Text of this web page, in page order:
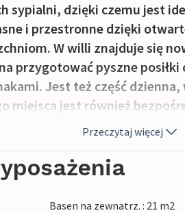
sypialni, dzięki czemu jest
i przestronne dzięki
W willi znajduje się
przygotować pyszne
Jest też część
miejsca jest również
znajdują się również na
z dziećmi. Dwie kolejne
wyposażone są w
zadaszony taras. Tutaj
napojami. Jest też prywatny
Przeczytaj więcej
Basen na zewnatrz. : 21 m2